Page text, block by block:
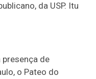
da USP. Itu
de
o Pateo do